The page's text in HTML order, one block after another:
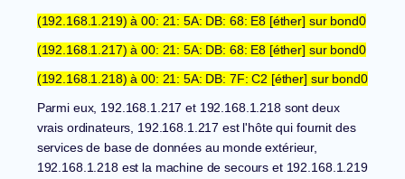
(192.168.1.219) à 00: 21: 5A: DB: 68: E8 [éther] sur bond0
(192.168.1.217) à 00: 21: 5A: DB: 68: E8 [éther] sur bond0
(192.168.1.218) à 00: 21: 5A: DB: 7F: C2 [éther] sur bond0
Parmi eux, 192.168.1.217 et 192.168.1.218 sont deux
vrais ordinateurs, 192.168.1.217 est l'hôte qui fournit des
services de base de données au monde extérieur,
192.168.1.218 est la machine de secours et 192.168.1.219